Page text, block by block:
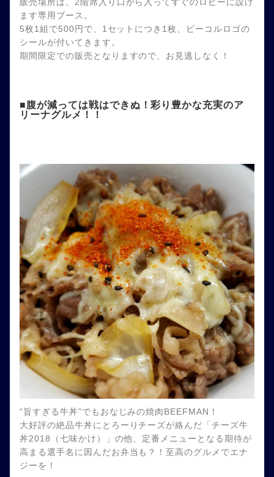
ます専用ブース。
5枚1組で500円で、1セットにつき1枚、ビーコルロゴの
シールが付いてきます。
期間限定での販売となりますので、お見逃しなく！
■腹が減っては戦はできぬ！彩り豊かな充実のア
リーナグルメ！！
“旨すぎる牛丼”でもおなじみの焼肉BEEFMAN！
大好評の絶品牛丼にとろーりチーズが絡んだ「チーズ牛
丼2018（七味かけ）」の他、定番メニューとなる期待が
高まる選手名に因んだお弁当も？！至高のグルメでエナ
ジーを！